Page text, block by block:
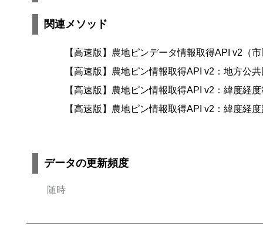
関連メソッド
【高速版】農地ピンデータ情報取得API v2（
【高速版】農地ピン情報取得API v2：地方公
【高速版】農地ピン情報取得API v2：緯度経
【高速版】農地ピン情報取得API v2：緯度経
データの更新頻度
随時